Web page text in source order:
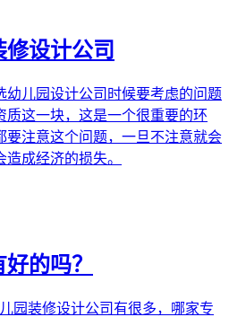
设计公司
幼儿园设计公司时候要考虑的问题
质这一块，这是一个很重要的环
要注意这个问题，一旦不注意就会
成经济的损失。
的吗？
园装修设计公司有很多，哪家专